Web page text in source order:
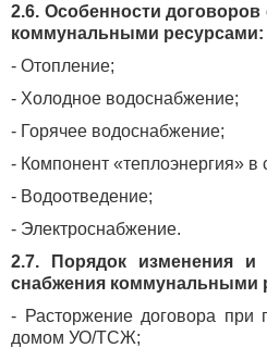
2.6. Особенности
коммунальными ресурсами:
- Отопление;
- Холодное водоснабжение;
- Горячее водоснабжение;
- Компонент «теплоэнергия» в
- Водоотведение;
- Электроснабжение.
2.7. Порядок изменения и
снабжения коммунальными
- Расторжение договора при
домом УО/ТСЖ;